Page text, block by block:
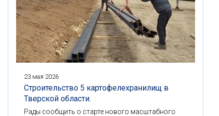
23 мая 2026
Строительство 5 картофелехранилищ в
Тверской области.
Рады сообщить о старте нового масштабного